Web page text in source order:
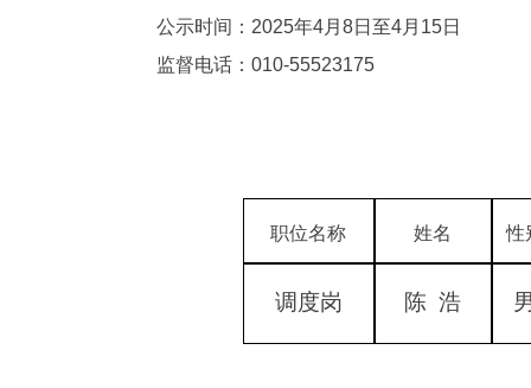
公示时间：2025年4月8日至4月15日
监督电话：010-55523175
职位名称 姓名 性
调度岗 陈 浩